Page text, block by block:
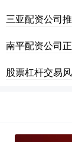
三亚配资公司
南平配资公司
股票杠杆交易